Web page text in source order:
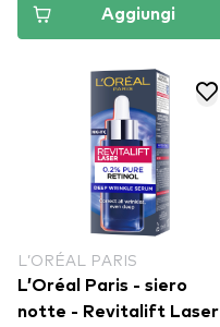
Aggiungi
L’ORÉAL PARIS
L’Oréal Paris - siero
notte - Revitalift Laser